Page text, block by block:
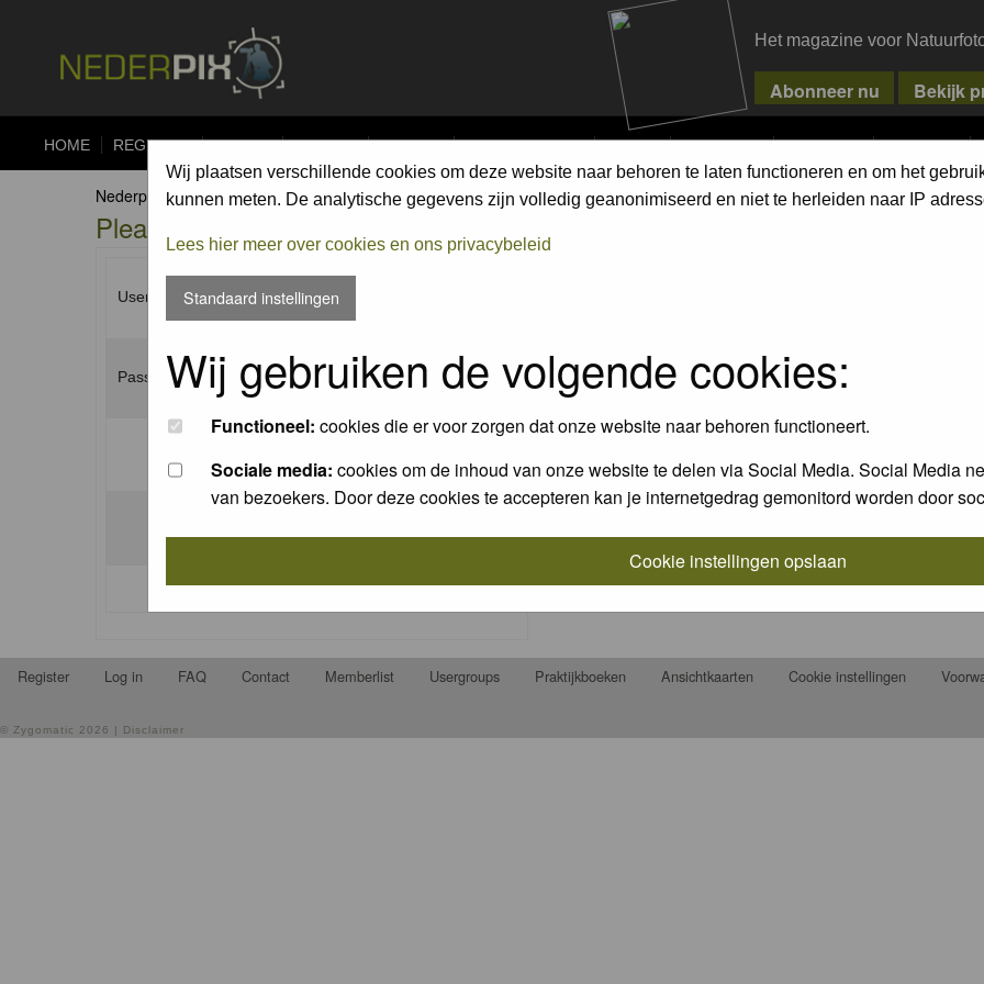
Het magazine voor
HOME REGISTER FORUM UPLOAD ALBUMS COMPETITIONS PIXPAS MAGAZINE WEBSHOP CONTACT
Wij plaatsen verschillende cookies om deze website naar behoren te laten functioneren en om het
kunnen meten. De analytische gegevens zijn volledig geanonimiseerd en niet te herleiden naar IP
Lees hier meer over cookies en ons privacybeleid
Standaard instellingen
Wij gebruiken de volgende cookies:
Functioneel: cookies die er voor zorgen dat onze website naar behoren functioneert.
Sociale media: cookies om de inhoud van onze website te delen via Social Media. Social Media
van bezoekers. Door deze cookies te accepteren kan je internetgedrag gemonitord worden door
Cookie instellingen opslaan
Nederpix.nl Forum Index
Please enter your username and password to log in.
Username:
Password:
I forgot my password
Register Log in FAQ Contact Memberlist Usergroups Praktijkboeken Ansichtkaarten Cookie instellingen
© Zygomatic 2026 | Disclaimer